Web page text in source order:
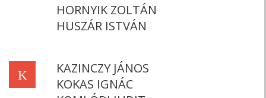
HORNYIK ZOLTÁN
HUSZÁR ISTVÁN
K
KAZINCZY JÁNOS
KOKAS IGNÁC